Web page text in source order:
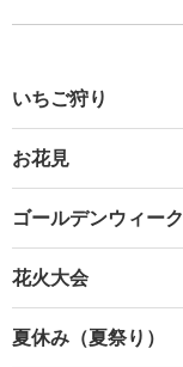
いちご狩り
お花見
ゴールデンウィーク
花火大会
夏休み（夏祭り）